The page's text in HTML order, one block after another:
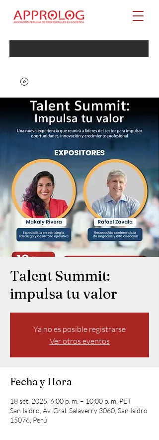
Talent Summit:
impulsa tu valor
Ya no es posible registrarse
Ver otros eventos
Fecha y Hora
18 set. 2025, 6:00 p. m. – 10:00 p. m. PET
San Isidro, Av. Gral. Salaverry 3060, San Isidro
15076, Perú